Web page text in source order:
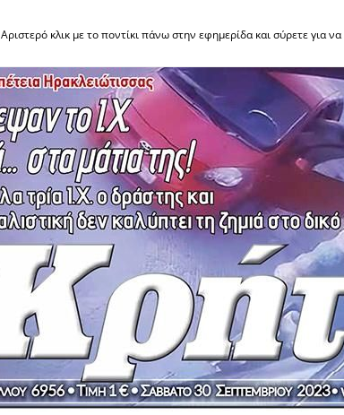
Αριστερό κλικ με το ποντίκι πάνω στην εφημερίδα και σύρετε για να